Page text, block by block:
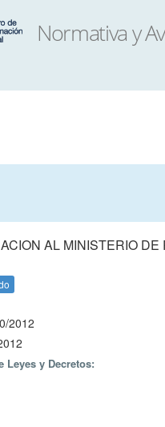
AL MINISTERIO
2012
Leyes y Decretos: